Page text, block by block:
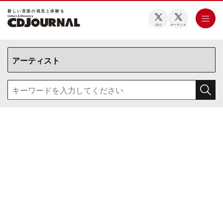
新しい⾳楽の発⾒と体験を
CDJ オーディオ